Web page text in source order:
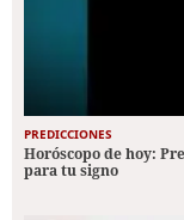
PREDICCIONES
Horóscopo de hoy:
para tu signo